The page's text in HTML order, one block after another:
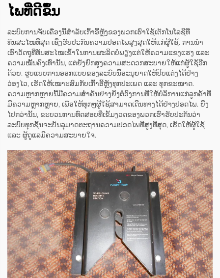
ໄພທີ່ດີຂຶ້ນ
ລະບົບການຈັບເຄື່ອງນີ້ສຳລັບເກົ້າອີ້ຫຼັງຂອງພວກເຮົາໃຊ້ເຕັກໂນໂລຊີທີ່
ທັນສະໄໝທີ່ສຸດ ເຊິ່ງຮັບປະກັນຄວາມປອດໄພສູງສຸດໃຫ້ແກ່ຜູ້ໃຊ້. ການນຳ
ເອົາວັດຖຸທີ່ທັນສະໄໝເຂົ້າໃນການຜະລິດບໍ່ພຽງແຕ່ໃຫ້ຄວາມແຂງແຮງ ແລະ
ຄວາມໝັ້ນຄົງເທົ່ານັ້ນ, ແຕ່ຍັງຍົກສູງຄວາມສະດວກສະບາຍໃຫ້ແກ່ຜູ້ໃຊ້ອີກ
ດ້ວຍ. ຮູບແບບການອອກແບບຂອງລະບົບນີ້ອະນຸຍາດໃຫ້ປັບແຕ່ງໄດ້ຢ່າງ
ວ່ອງໄວ, ເຮັດໃຫ້ເໝາະສົມກັບເກົ້າອີ້ຫຼັງທຸກປະເພດ ແລະ ທຸກຂະໜາດ.
ຄວາມຫຼາກຫຼາຍນີ້ມີຄວາມສຳຄັນຢ່າງຍິ່ງຕໍ່ອົງການທີ່ໃຫ້ບໍລິການແກ່ລູກຄ້າທີ່
ມີຄວາມຫຼາກຫຼາຍ, ເພື່ອໃຫ້ທຸກໆຜູ້ໃຊ້ສາມາດເດີນທາງໄດ້ຢ່າງປອດໄພ. ຍິ່ງ
ໄປກວ່ານັ້ນ, ຂະບວນການທົດສອບທີ່ເຂັ້ມງວດຂອງພວກເຮົາຮັບປະກັນວ່າ
ລະບົບທຸກຊິ້ນຈະບັນລຸມາດຕະຖານຄວາມປອດໄພທີ່ສູງທີ່ສຸດ, ເຮັດໃຫ້ຜູ້ໃຊ້
ແລະ ຜູ້ດູແລມີຄວາມສະບາຍໃຈ.